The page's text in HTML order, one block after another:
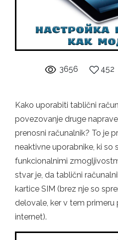
3656 452
Kako uporabiti tablični
povezovanje druge
prenosni računalnik? To je
neaktivne uporabnike, ki so
funkcionalnimi
stvar je, da tablični
kartice SIM (brez nje so
delovale, ker v tem
internet).